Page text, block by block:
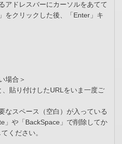
アドレスバーにカーソルをあてて
をクリックした後、「Enter」キ
場合＞
貼り付けしたURLをいま一度ご
なスペース（空白）が入っている
」や「BackSpace」で削除してか
ください。